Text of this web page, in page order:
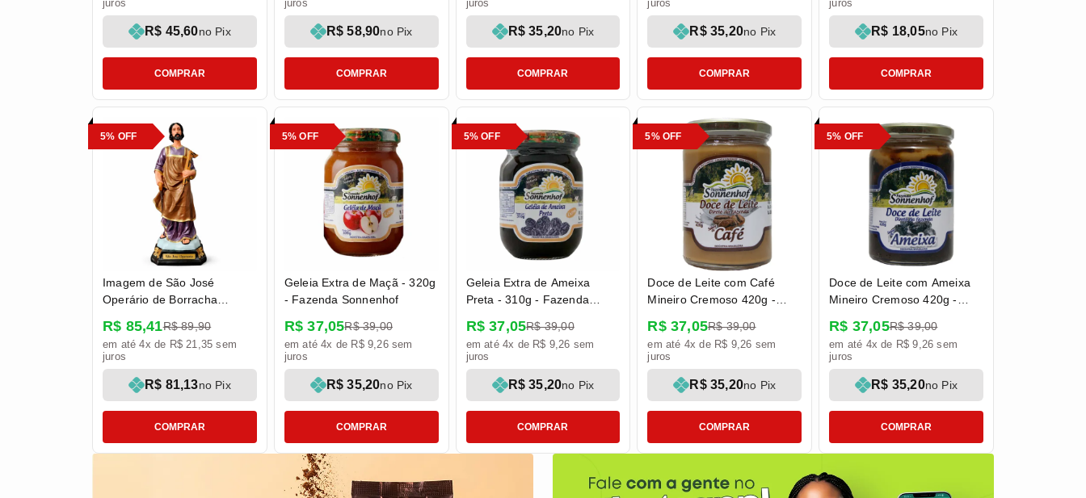
R$ 45,60no Pix
juros
COMPRAR
R$ 58,90no Pix
juros
COMPRAR
R$ 35,20no Pix
juros
COMPRAR
R$ 35,20no Pix
juros
COMPRAR
R$ 18,05no Pix
juros
COMPRAR
Imagem de São José
Operário de Borracha
R$ 85,41R$ 89,90
5% OFF
R$ 81,13no Pix
em até 4x de R$ 21,35 sem
juros
COMPRAR
Geleia Extra de Maçã - 320g
- Fazenda Sonnenhof
R$ 37,05R$ 39,00
5% OFF
R$ 35,20no Pix
em até 4x de R$ 9,26 sem
juros
COMPRAR
Geleia Extra de Ameixa
Preta - 310g - Fazenda
R$ 37,05R$ 39,00
5% OFF
R$ 35,20no Pix
em até 4x de R$ 9,26 sem
juros
COMPRAR
Doce de Leite com Café
Mineiro Cremoso 420g -
R$ 37,05R$ 39,00
5% OFF
R$ 35,20no Pix
em até 4x de R$ 9,26 sem
juros
COMPRAR
Doce de Leite com Ameixa
Mineiro Cremoso 420g -
R$ 37,05R$ 39,00
5% OFF
R$ 35,20no Pix
em até 4x de R$ 9,26 sem
juros
COMPRAR